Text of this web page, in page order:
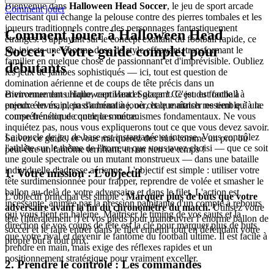
Bienvenue dans Halloween Head Soccer, le jeu de sport arcade
électrisant qui échange la pelouse contre des pierres tombales et les
joueurs traditionnels contre des personnages fantastiquement
étranges. S'appuyant sur le concept exaltant du football rapide, ce
jeu injecte une énorme dose de style effrayant, transformant le
familier en quelque chose de passionnant et d'imprévisible. Oubliez
les jeux de jambes sophistiqués — ici, tout est question de
domination aérienne et de coups de tête précis dans un
environnement unique, captivant et glaçant. C'est du football à
enjeux élevés, plein d'adrénaline, où chaque match ressemble à une
course frénétique contre la montre.
La boucle de jeu de base est instantanée et intense. Vous contrôlez
l'athlète sur le thème de l'horreur que vous avez choisi — que ce soit
une goule spectrale ou un mutant monstrueux — dans une bataille
individuelle d'adresse aérienne. L'objectif est simple : utiliser votre
tête surdimensionnée pour frapper, reprendre de volée et smasher le
ballon au-delà de votre adversaire et dans le filet. L'action est
incessante, animée par la pression palpitante d'un compte à rebours
qui vous tient en haleine. Maîtriser le timing de vos sauts et la
direction de vos coups de tête est la clé pour marquer plus de buts
que votre rival et devenir le fantôme du football ultime. Il est facile à
prendre en main, mais exige des réflexes rapides et un
positionnement stratégique pour vraiment exceller.
Comment jouer
Comment jouer à Halloween Head
Soccer : Votre guide complet pour
débutants
Bienvenue dans Halloween Head Soccer ! Ce jeu est facile à
prendre en main, passionnant à jouer, et le maîtriser ne tient qu’à la
compréhension de quelques mécanismes fondamentaux. Ne vous
inquiétez pas, nous vous expliquerons tout ce que vous devez savoir.
Suivez ce guide, et vous marquerez des buts comme un pro, ou
peut-être un fantôme terrifiant, en un rien de temps !
1. Votre mission : L’objectif
L’objectif principal est simple :Marquer plus de buts que votre
adversaire avant la fin du chronomètre du match.Utilisez votre
tête (littéralement !) et vos pieds pour manœuvrer l’énorme ballon de
soccer et le faire entrer dans le filet ennemi tout en défendant votre
propre but à tout prix.
2. Prendre le contrôle : Les commandes